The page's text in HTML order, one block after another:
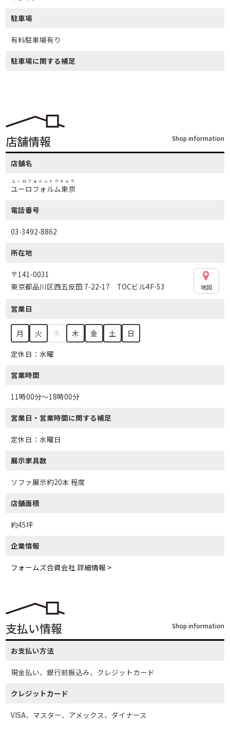
駐車場
有料駐車場有り
駐車場に関する補足
店舗情報 Shop information
店舗名
ユーロフォルム東京
ユーロフォルムトウキョウ
電話番号
03-3492-8862
所在地
〒141-0031
東京都品川区西五反田 7-22-17 TOCビル4F-53
地図
営業日
月 火 水 木 金 土 日
定休日：水曜
営業時間
11時00分～18時00分
営業日・営業時間に関する補足
定休日：水曜日
展示家具数
ソファ展示約20本 程度
店舗面積
約45坪
企業情報
フォームズ合資会社 詳細情報 >
支払い情報 Shop information
お支払い方法
現金払い、銀行前振込み、クレジットカード
クレジットカード
VISA、マスター、アメックス、ダイナース